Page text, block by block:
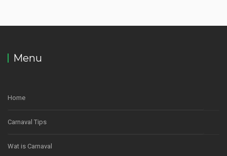
Menu
Home
Carnaval Tips
Wat is Carnaval